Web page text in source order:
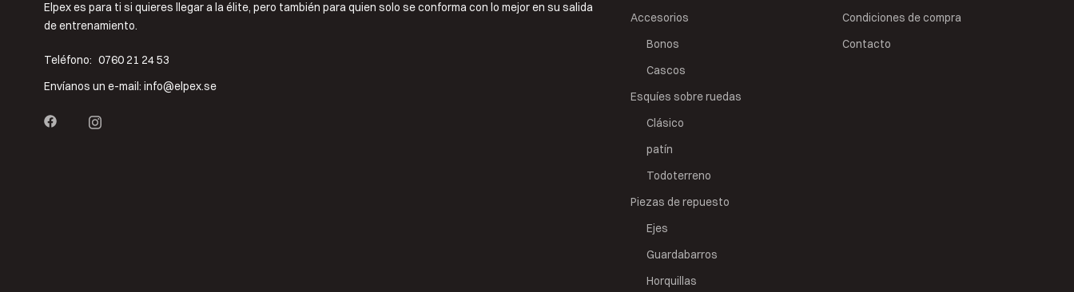
Elpex es para ti si quieres llegar a la élite, pero también para quien solo se conforma con lo mejor en su salida
de entrenamiento.
Teléfono: 0760 21 24 53
Envíanos un e-mail: info@elpex.se
Accesorios
Bonos
Cascos
Esquíes sobre ruedas
Clásico
patín
Todoterreno
Piezas de repuesto
Ejes
Guardabarros
Horquillas
Condiciones de compra
Contacto